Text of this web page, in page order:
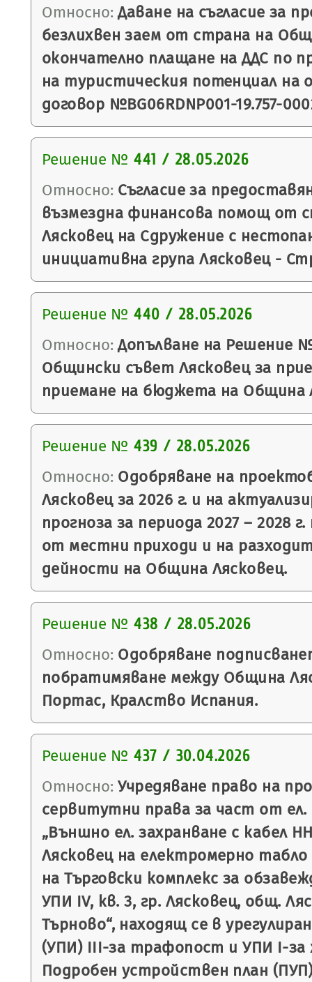
Относно: Даване на съгласие за
безлихвен заем от страна на
окончателно плащане на ДДС по
на туристическия потенциал на
договор №BG06RDNP001-19.757-
Решение № 441 / 28.05.2026
Относно: Съгласие за
възмездна финансова помощ от
Лясковец на Сдружение с
инициативна група Лясковец -
Решение № 440 / 28.05.2026
Относно: Допълване на Решение
Общински съвет Лясковец за
приемане на бюджета на Община
Решение № 439 / 28.05.2026
Относно: Одобряване на
Лясковец за 2026 г. и на
прогноза за периода 2027 – 2028
от местни приходи и на
дейности на Община Лясковец.
Решение № 438 / 28.05.2026
Относно: Одобряване
побратимяване между Община
Портас, Кралство Испания.
Решение № 437 / 30.04.2026
Относно: Учредяване право на
сервитутни права за част от
„Външно ел. захранване с кабел
Лясковец на електромерно табло
на Търговски комплекс за
УПИ IV, кв. 3, гр. Лясковец, общ.
Търново“, находящ се в
(УПИ) III-за трафопост и УПИ I-за
Подробен устройствен план